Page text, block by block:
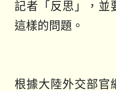
記者「反思」，並
這樣的問題。
根據大陸外交部官